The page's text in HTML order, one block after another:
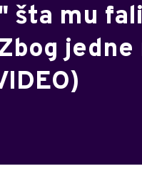
šta mu